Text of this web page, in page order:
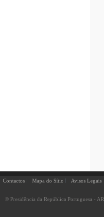
Contactos Mapa do Sítio Avisos Legais
© Presidência da República Portuguesa -